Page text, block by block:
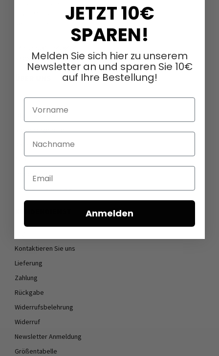
sales@dagmarfischermode.de
Über uns
Öffnungszeiten
Datenschutz
AGB
Cookie Einstellungen
Kontaktieren Sie uns
Lieferung
Zahlung
Rückgabe
Widerrufsbelehrung
Widerruf
Newsletter Anmeldung
Größentabelle
JETZT 10€
SPAREN!
Melden Sie sich hier zu unserem
Newsletter an und sparen Sie 10€
auf Ihre Bestellung!
Vorname
Nachname
Email
Anmelden